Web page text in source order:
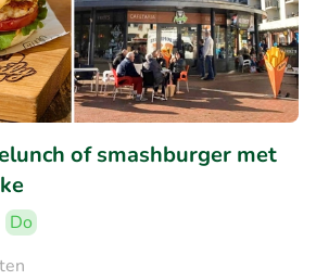
of smashburger met
Do